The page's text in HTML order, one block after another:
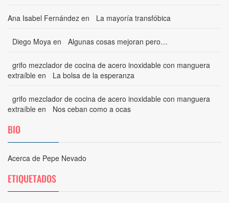
Ana Isabel Fernández en La mayoría transfóbica
Diego Moya en Algunas cosas mejoran pero…
grifo mezclador de cocina de acero inoxidable con manguera
extraíble en La bolsa de la esperanza
grifo mezclador de cocina de acero inoxidable con manguera
extraíble en Nos ceban como a ocas
BIO
Acerca de Pepe Nevado
ETIQUETADOS